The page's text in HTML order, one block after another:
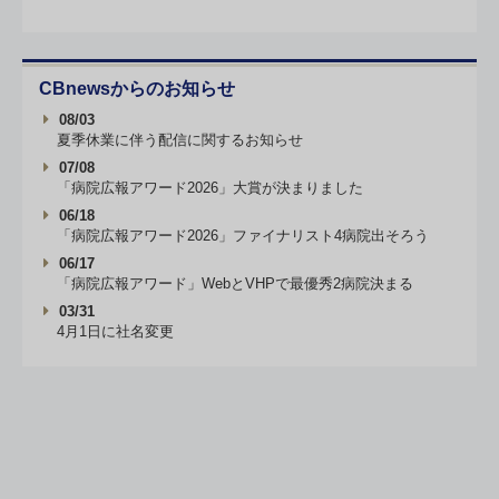
CBnewsからのお知らせ
08/03
夏季休業に伴う配信に関するお知らせ
07/08
「病院広報アワード2026」大賞が決まりました
06/18
「病院広報アワード2026」ファイナリスト4病院出そろう
06/17
「病院広報アワード」WebとVHPで最優秀2病院決まる
03/31
4月1日に社名変更